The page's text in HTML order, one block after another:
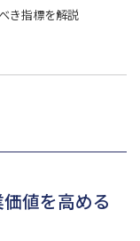
き指標を解説
値を高める